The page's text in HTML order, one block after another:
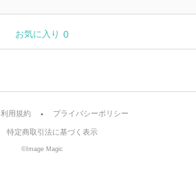
0
お気に入り
利用規約 プライバシーポリシー
特定商取引法に基づく表示
©Image Magic